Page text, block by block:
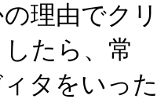
の理由でク
たら、常
タをいっ